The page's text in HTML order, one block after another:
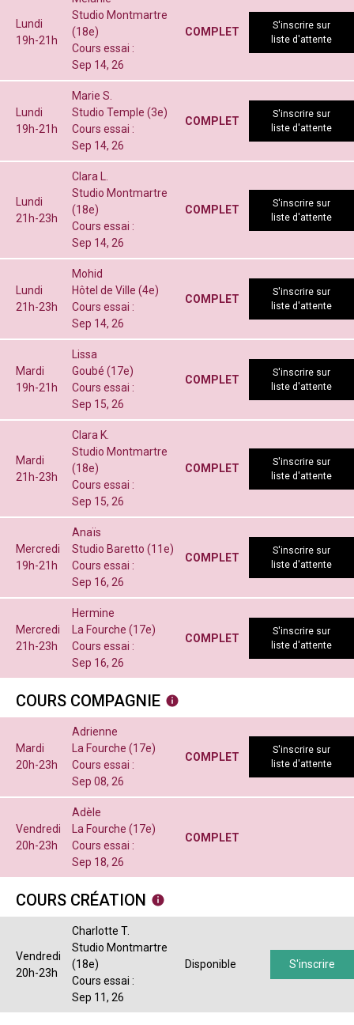
Lundi
19h-21h
Studio Montmartre
(18e)
Cours essai :
Sep 14, 26
COMPLET
S'inscrire sur
liste d'attente
Lundi
19h-21h
Marie S.
Studio Temple (3e)
Cours essai :
Sep 14, 26
COMPLET
S'inscrire sur
liste d'attente
Lundi
21h-23h
Clara L.
Studio Montmartre
(18e)
Cours essai :
Sep 14, 26
COMPLET
S'inscrire sur
liste d'attente
Lundi
21h-23h
Mohid
Hôtel de Ville (4e)
Cours essai :
Sep 14, 26
COMPLET
S'inscrire sur
liste d'attente
Mardi
19h-21h
Lissa
Goubé (17e)
Cours essai :
Sep 15, 26
COMPLET
S'inscrire sur
liste d'attente
Mardi
21h-23h
Clara K.
Studio Montmartre
(18e)
Cours essai :
Sep 15, 26
COMPLET
S'inscrire sur
liste d'attente
Mercredi
19h-21h
Anaïs
Studio Baretto (11e)
Cours essai :
Sep 16, 26
COMPLET
S'inscrire sur
liste d'attente
Mercredi
21h-23h
Hermine
La Fourche (17e)
Cours essai :
Sep 16, 26
COMPLET
S'inscrire sur
liste d'attente
COURS COMPAGNIE
Mardi
20h-23h
Adrienne
La Fourche (17e)
Cours essai :
Sep 08, 26
COMPLET
S'inscrire sur
liste d'attente
Vendredi
20h-23h
Adèle
La Fourche (17e)
Cours essai :
Sep 18, 26
COMPLET
COURS CRÉATION
Vendredi
20h-23h
Charlotte T.
Studio Montmartre
(18e)
Cours essai :
Sep 11, 26
Disponible S'inscrire